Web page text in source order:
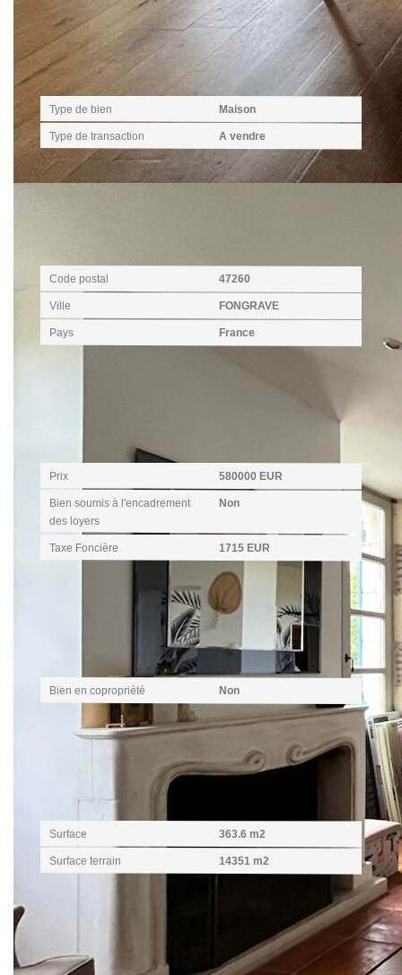
Général
Type de bien Maison
Type de transaction A vendre
Code postal 47260
Ville FONGRAVE
Pays France
Prix 580000 EUR
Bien soumis à l'encadrement
des loyers
Non
Taxe Foncière 1715 EUR
Bien en copropriété Non
Surfaces
Surface 363.6 m2
Surface terrain 14351 m2
Extérieur